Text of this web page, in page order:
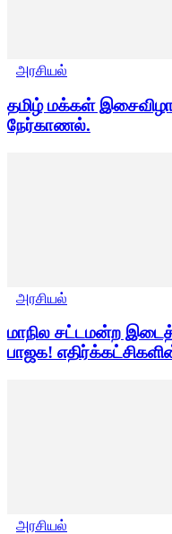
அரசியல்
தமிழ் மக்கள்
நேர்காணல்.
அரசியல்
மாநில சட்டமன்ற
பாஜக!
அரசியல்